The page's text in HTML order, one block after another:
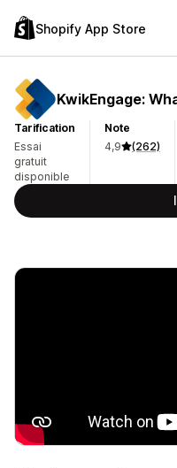
Shopify App Store
KwikEngage:
Tarification
Essai
gratuit
disponible
Note
4,9
(262)